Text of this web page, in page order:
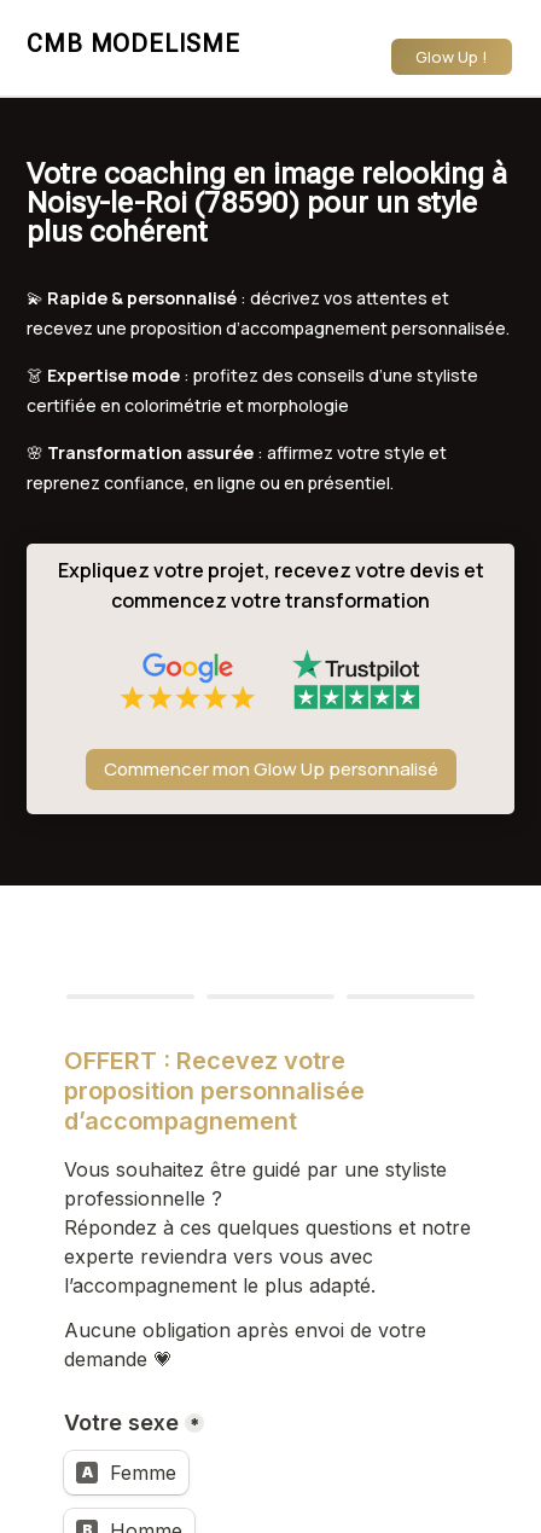
CMB MODELISME Glow Up !
Votre coaching en image relooking à
Noisy-le-Roi (78590) pour un style
plus cohérent
💫 Rapide & personnalisé : décrivez vos attentes et
recevez une proposition d’accompagnement personnalisée.
👗 Expertise mode : profitez des conseils d’une styliste
certifiée en colorimétrie et morphologie
🌸 Transformation assurée : affirmez votre style et
reprenez confiance, en ligne ou en présentiel.
Expliquez votre projet, recevez votre devis et
commencez votre transformation
Commencer mon Glow Up personnalisé